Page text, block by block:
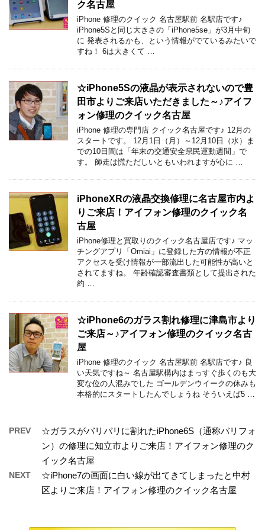
ク名古屋
iPhone 修理のクイック 名古屋駅前 名駅店です♪
iPhone5Sと同じ大きさの「iPhone5se」が3月中旬
に 発表されるかも、という情報がでているみたいで
すね！ 6は大きくて …
☆iPhone5Sの液晶が表示されないので豊
田市よりご来店いただきました～♪アイフ
ォン修理のクイック名古屋
iPhone 修理の専門店 クイック名古屋です♪ 12月の
スタートです。 12月1日（月）～12月10日（水）ま
での10日間は「年末の交通安全県民運動週間」で
す。 師走は慌ただしいともいわれますが心に …
iPhoneXRの液晶交換修理に名古屋市内よ
りご来店！アイフォン修理のクイック名
古屋
iPhone修理と買取りのクイック名古屋店です♪ マッ
チングアプリ「Omiai」に登録した方の情報が不正
アクセスを受け情報が一部流出した可能性が高いと
されてますね。 年齢確認審査書類として提出された
約 …
☆iPhone6のガラス割れ修理に津島市より
ご来店～♪アイフォン修理のクイック名古
屋
iPhone 修理のクイック 名古屋駅前 名駅店です♪ 良
い天気ですね～ 名古屋駅構内はまっすぐ歩くのも大
変な位の人混みでした ゴールデンウイークの休みも
本格的にスタートしたんでしょうね そういえば5 …
PREV
☆ガラスがバリバリに割れたiPhone6S（通称バリフォ
ン）の修理に知立市よりご来店！アイフォン修理のク
イック名古屋
NEXT
☆iPhone7の画面に白い線が出てきてしまったと中村
区よりご来店！アイフォン修理のクイック名古屋